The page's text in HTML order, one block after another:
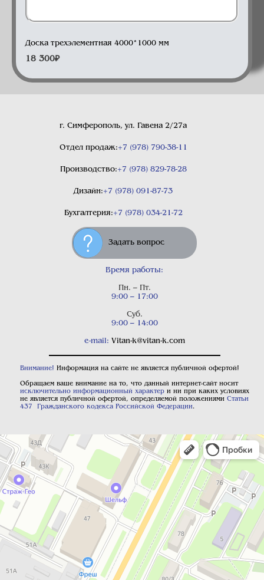
Доска трехэлементная 4000*1000 мм
18 300₽
г. Симферополь, ул. Гавена 2/27а
Отдел продаж:+7 (978) 790-38-11
Производство:+7 (978) 829-78-28
Дизайн:+7 (978) 091-87-73
Бухгалтерия:+7 (978) 034-21-72
Задать вопрос
Время работы:
Пн. – Пт.
9:00 – 17:00
Суб.
9:00 – 14:00
e-mail: Vitan-k@vitan-k.com
Внимание! Информация на сайте не является публичной офертой!
Обращаем ваше внимание на то, что данный интернет-сайт носит
исключительно информационный характери ни при каких условиях
не является публичной офертой, определяемой положениями Статьи
437 Гражданского кодекса Российской Федерации.